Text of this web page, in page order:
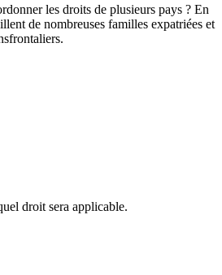
les droits de plusieurs pays ? En
de nombreuses familles expatriées et
droit sera applicable.